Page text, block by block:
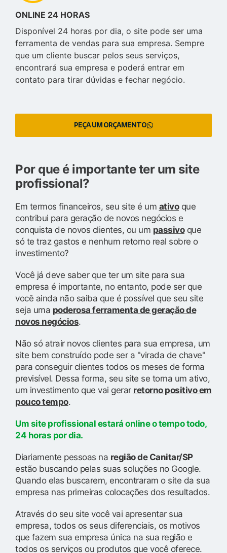
ONLINE 24 HORAS
Disponível 24 horas por dia, o site pode ser uma
ferramenta de vendas para sua empresa. Sempre
que um cliente buscar pelos seus serviços,
encontrará sua empresa e poderá entrar em
contato para tirar dúvidas e fechar negócio.
PEÇA UM ORÇAMENTO
Por que é importante ter um site
profissional?
Em termos financeiros, seu site é um ativoque
contribui para geração de novos negócios e
conquista de novos clientes, ou um passivoque
só te traz gastos e nenhum retorno real sobre o
investimento?
Você já deve saber que ter um site para sua
empresa é importante, no entanto, pode ser que
você ainda não saiba que é possível que seu site
seja uma poderosa ferramenta de geração de
novos negócios.
Não só atrair novos clientes para sua empresa, um
site bem construído pode ser a "virada de chave"
para conseguir clientes todos os meses de forma
previsível. Dessa forma, seu site se torna um ativo,
um investimento que vai gerar retorno positivo em
pouco tempo.
Um site profissional estará online o tempo todo,
24 horas por dia.
Diariamente pessoas na região de Canitar/SP
estão buscando pelas suas soluções no Google.
Quando elas buscarem, encontraram o site da sua
empresa nas primeiras colocações dos resultados.
Através do seu site você vai apresentar sua
empresa, todos os seus diferenciais, os motivos
que fazem sua empresa única na sua região e
todos os serviços ou produtos que você oferece.